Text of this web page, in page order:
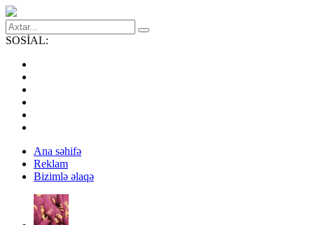
SOSİAL:
Ana səhifə
Reklam
Bizimlə əlaqə